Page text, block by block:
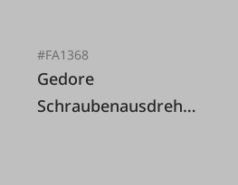
#FA1368
Gedore
Schraubenausdreher